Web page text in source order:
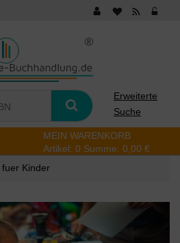
Erweiterte
Suche
MEIN WARENKORB
Artikel: 0 Summe: 0,00 €
fuer Kinder